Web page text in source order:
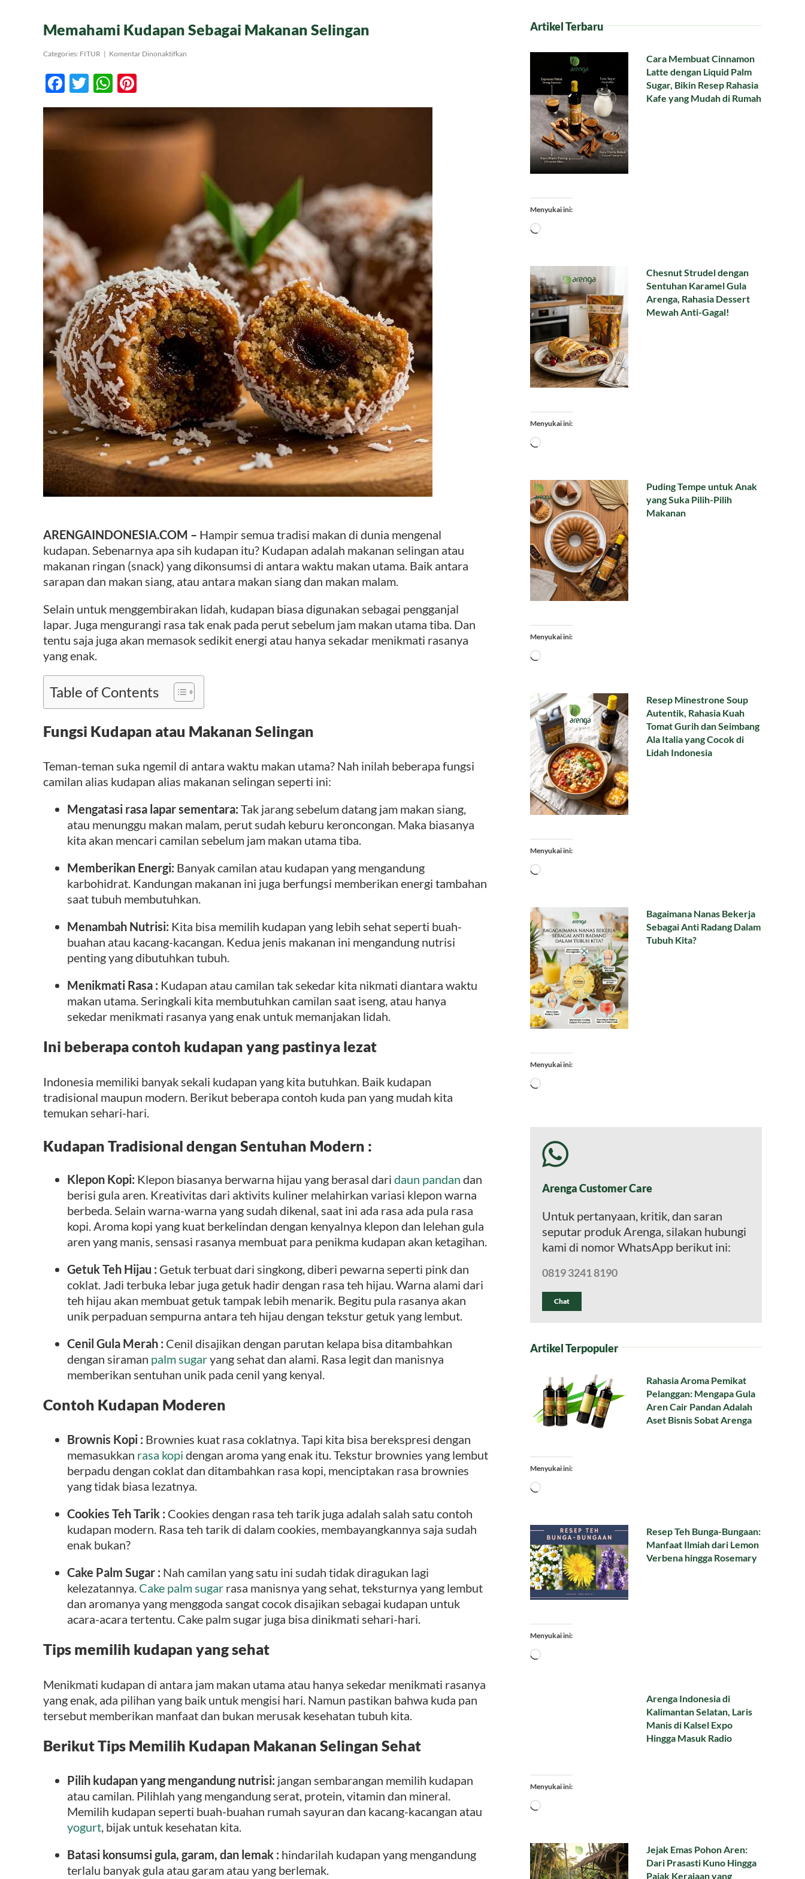
Memahami Kudapan Sebagai Makanan Selingan
Categories: FITUR | Komentar Dinonaktifkan
Facebook
TwitterWhatsApp
ARENGAINDONESIA.COM – Hampir semua tradisi makan di dunia mengenal
kudapan. Sebenarnya apa sih kudapan itu? Kudapan adalah makanan selingan atau
makanan ringan (snack) yang dikonsumsi di antara waktu makan utama. Baik antara
sarapan dan makan siang, atau antara makan siang dan makan malam.
Selain untuk menggembirakan lidah, kudapan biasa digunakan sebagai pengganjal
lapar. Juga mengurangi rasa tak enak pada perut sebelum jam makan utama tiba. Dan
tentu saja juga akan memasok sedikit energi atau hanya sekadar menikmati rasanya
yang enak.
Table of Contents
Fungsi Kudapan atau Makanan Selingan
Teman-teman suka ngemil di antara waktu makan utama? Nah inilah beberapa fungsi
camilan alias kudapan alias makanan selingan seperti ini:
Mengatasi rasa lapar sementara: Tak jarang sebelum datang jam makan siang,
atau menunggu makan malam, perut sudah keburu keroncongan. Maka biasanya
kita akan mencari camilan sebelum jam makan utama tiba.
Memberikan Energi: Banyak camilan atau kudapan yang mengandung
karbohidrat. Kandungan makanan ini juga berfungsi memberikan energi tambahan
saat tubuh membutuhkan.
Menambah Nutrisi: Kita bisa memilih kudapan yang lebih sehat seperti buah-
buahan atau kacang-kacangan. Kedua jenis makanan ini mengandung nutrisi
penting yang dibutuhkan tubuh.
Menikmati Rasa : Kudapan atau camilan tak sekedar kita nikmati diantara waktu
makan utama. Seringkali kita membutuhkan camilan saat iseng, atau hanya
sekedar menikmati rasanya yang enak untuk memanjakan lidah.
Ini beberapa contoh kudapan yang pastinya lezat
Indonesia memiliki banyak sekali kudapan yang kita butuhkan. Baik kudapan
tradisional maupun modern. Berikut beberapa contoh kuda pan yang mudah kita
temukan sehari-hari.
Kudapan Tradisional dengan Sentuhan Modern :
Klepon Kopi: Klepon biasanya berwarna hijau yang berasal dari daun pandan dan
berisi gula aren. Kreativitas dari aktivits kuliner melahirkan variasi klepon warna
berbeda. Selain warna-warna yang sudah dikenal, saat ini ada rasa ada pula rasa
kopi. Aroma kopi yang kuat berkelindan dengan kenyalnya klepon dan lelehan gula
aren yang manis, sensasi rasanya membuat para penikma kudapan akan ketagihan.
Getuk Teh Hijau : Getuk terbuat dari singkong, diberi pewarna seperti pink dan
coklat. Jadi terbuka lebar juga getuk hadir dengan rasa teh hijau. Warna alami dari
teh hijau akan membuat getuk tampak lebih menarik. Begitu pula rasanya akan
unik perpaduan sempurna antara teh hijau dengan tekstur getuk yang lembut.
Cenil Gula Merah : Cenil disajikan dengan parutan kelapa bisa ditambahkan
dengan siraman palm sugaryang sehat dan alami. Rasa legit dan manisnya
memberikan sentuhan unik pada cenil yang kenyal.
Contoh Kudapan Moderen
Brownis Kopi : Brownies kuat rasa coklatnya. Tapi kita bisa berekspresi dengan
memasukkan rasa kopi dengan aroma yang enak itu. Tekstur brownies yang lembut
berpadu dengan coklat dan ditambahkan rasa kopi, menciptakan rasa brownies
yang tidak biasa lezatnya.
Cookies Teh Tarik : Cookies dengan rasa teh tarik juga adalah salah satu contoh
kudapan modern. Rasa teh tarik di dalam cookies, membayangkannya saja sudah
enak bukan?
Cake Palm Sugar : Nah camilan yang satu ini sudah tidak diragukan lagi
kelezatannya. Cake palm sugar rasa manisnya yang sehat, teksturnya yang lembut
dan aromanya yang menggoda sangat cocok disajikan sebagai kudapan untuk
acara-acara tertentu. Cake palm sugar juga bisa dinikmati sehari-hari.
Tips memilih kudapan yang sehat
Menikmati kudapan di antara jam makan utama atau hanya sekedar menikmati rasanya
yang enak, ada pilihan yang baik untuk mengisi hari. Namun pastikan bahwa kuda pan
tersebut memberikan manfaat dan bukan merusak kesehatan tubuh kita.
Berikut Tips Memilih Kudapan Makanan Selingan Sehat
Pilih kudapan yang mengandung nutrisi: jangan sembarangan memilih kudapan
atau camilan. Pilihlah yang mengandung serat, protein, vitamin dan mineral.
Memilih kudapan seperti buah-buahan rumah sayuran dan kacang-kacangan atau
yogurt, bijak untuk kesehatan kita.
Batasi konsumsi gula, garam, dan lemak : hindarilah kudapan yang mengandung
terlalu banyak gula atau garam atau yang berlemak.
Artikel Terbaru
Cara Membuat Cinnamon
Latte dengan Liquid Palm
Sugar, Bikin Resep Rahasia
Kafe yang Mudah di Rumah
Menyukai ini:
Memuat...
Chesnut Strudel dengan
Sentuhan Karamel Gula
Arenga, Rahasia Dessert
Mewah Anti-Gagal!
Menyukai ini:
Memuat...
Puding Tempe untuk Anak
yang Suka Pilih-Pilih
Makanan
Menyukai ini:
Memuat...
Resep Minestrone Soup
Autentik, Rahasia Kuah
Tomat Gurih dan Seimbang
Ala Italia yang Cocok di
Lidah Indonesia
Menyukai ini:
Memuat...
Bagaimana Nanas Bekerja
Sebagai Anti Radang Dalam
Tubuh Kita?
Menyukai ini:
Memuat...
Arenga Customer Care
Untuk pertanyaan, kritik, dan saran
seputar produk Arenga, silakan hubungi
kami di nomor WhatsApp berikut ini:
0819 3241 8190
Chat
Artikel Terpopuler
Rahasia Aroma Pemikat
Pelanggan: Mengapa Gula
Aren Cair Pandan Adalah
Aset Bisnis Sobat Arenga
Menyukai ini:
Memuat...
Resep Teh Bunga-Bungaan:
Manfaat Ilmiah dari Lemon
Verbena hingga Rosemary
Menyukai ini:
Memuat...
Arenga Indonesia di
Kalimantan Selatan, Laris
Manis di Kalsel Expo
Hingga Masuk Radio
Menyukai ini:
Memuat...
Jejak Emas Pohon Aren:
Dari Prasasti Kuno Hingga
Pajak Kerajaan yang